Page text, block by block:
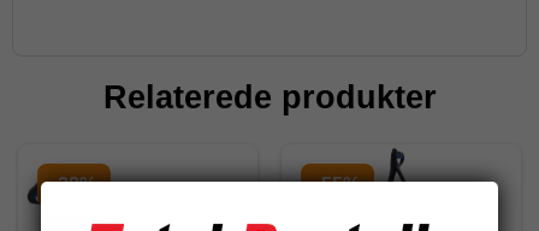
Relaterede produkter
-28% -55%